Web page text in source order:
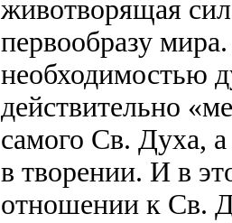
животворящая
первообразу
необходимостью
действительно
самого Св. Духа,
в творении. И в
отношении к Св.